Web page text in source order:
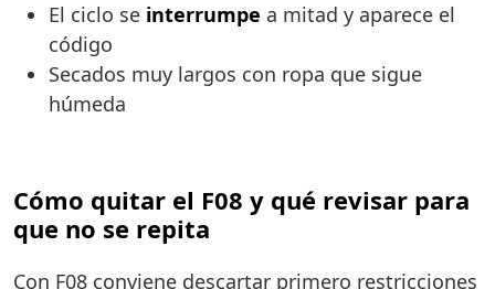
El ciclo se interrumpe a mitad y aparece el
código
Secados muy largos con ropa que sigue
húmeda
Cómo quitar el F08 y qué revisar para
que no se repita
Con F08 conviene descartar primero restricciones